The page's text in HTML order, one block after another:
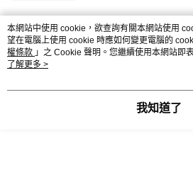
熱門標籤
本網站中使用 cookie，欲查詢有關本網站使用
望在電腦上使用 cookie 時應如何變更電腦的
權條款 」之 Cookie 聲明。您繼續使用本網站即
用條款之 Cookie 聲明使用 cookie。
了解更多 >
我知道了